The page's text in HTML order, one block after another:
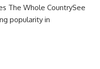
The Whole CountrySee
popularity in